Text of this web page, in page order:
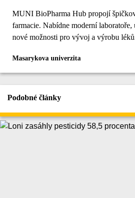
MUNI BioPharma Hub propojí
farmacie. Nabídne moderní
nové možnosti pro vývoj a výrobu
Masarykova univerzita
Podobné články